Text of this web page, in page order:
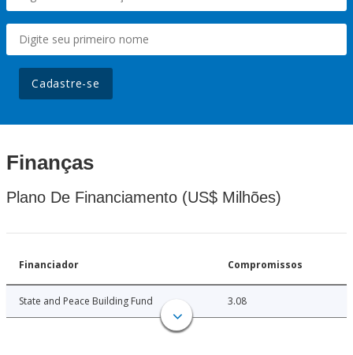
Cadastre-se
Finanças
Plano De Financiamento (US$ Milhões)
Financiador Compromissos
State and Peace Building Fund 3.08